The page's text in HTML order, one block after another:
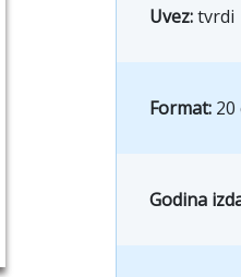
Uvez:tvrdi
Format: 20
Godina